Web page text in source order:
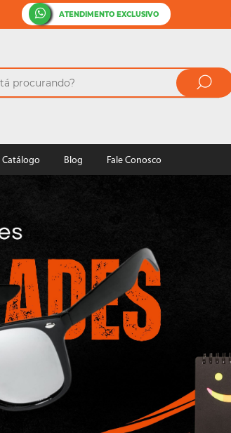
ATENDIMENTO EXCLUSIVO
Catálogo Blog Fale Conosco